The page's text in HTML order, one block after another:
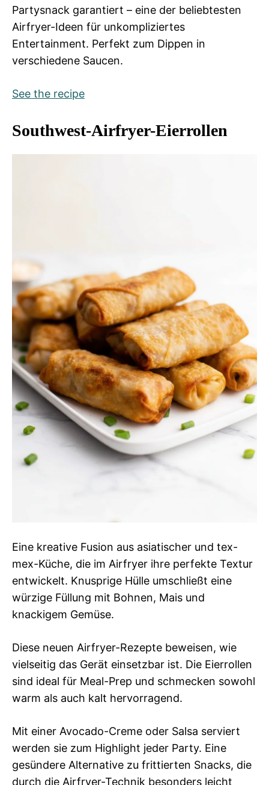
Partysnack garantiert – eine der beliebtesten
Airfryer-Ideen für unkompliziertes
Entertainment. Perfekt zum Dippen in
verschiedene Saucen.
See the recipe
Southwest-Airfryer-Eierrollen
Eine kreative Fusion aus asiatischer und tex-
mex-Küche, die im Airfryer ihre perfekte Textur
entwickelt. Knusprige Hülle umschließt eine
würzige Füllung mit Bohnen, Mais und
knackigem Gemüse.
Diese neuen Airfryer-Rezepte beweisen, wie
vielseitig das Gerät einsetzbar ist. Die Eierrollen
sind ideal für Meal-Prep und schmecken sowohl
warm als auch kalt hervorragend.
Mit einer Avocado-Creme oder Salsa serviert
werden sie zum Highlight jeder Party. Eine
gesündere Alternative zu frittierten Snacks, die
durch die Airfryer-Technik besonders leicht